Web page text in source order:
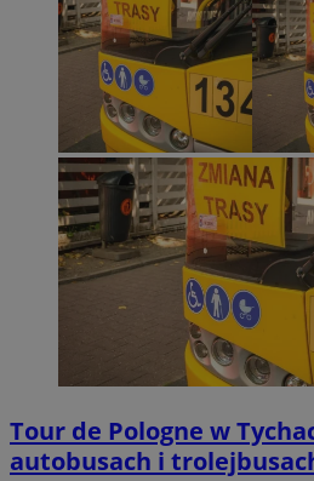
Tour de Pologne w
autobusach i